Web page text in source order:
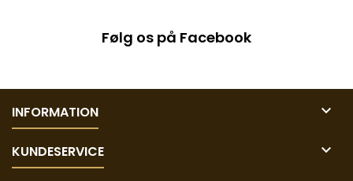
Følg os på Facebook
INFORMATION 
KUNDESERVICE 